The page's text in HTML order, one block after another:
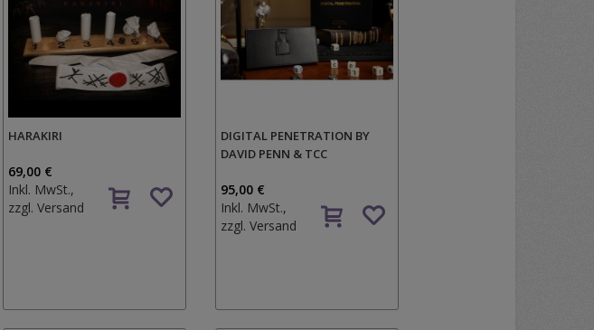
HARAKIRI
69,00 €
Inkl. MwSt.,
zzgl. Versand
DIGITAL PENETRATION BY
DAVID PENN & TCC
95,00 €
Inkl. MwSt.,
zzgl. Versand